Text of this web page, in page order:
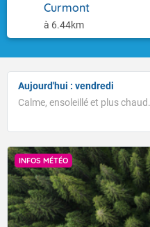
Curmont
à 6.44km
Aujourd'hui : vendredi
Calme, ensoleillé et plus chaud.
INFOS MÉTÉO